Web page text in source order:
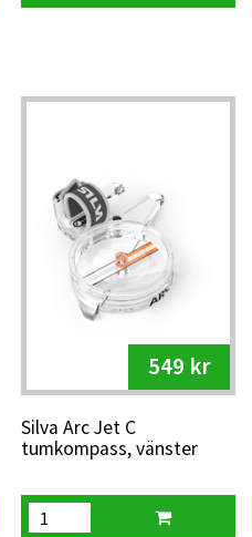
549 kr
Silva Arc Jet C
tumkompass, vänster